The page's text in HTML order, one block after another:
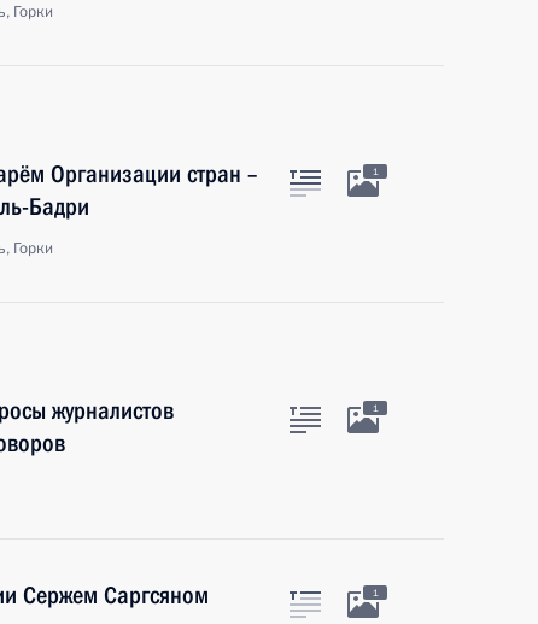
Горки
Организации стран –
Бадри
Горки
1
журналистов
1
Сержем Саргсяном 1